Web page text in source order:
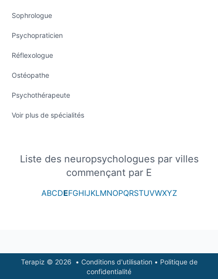
Sophrologue
Psychopraticien
Réflexologue
Ostéopathe
Psychothérapeute
Voir plus de spécialités
Liste des neuropsychologues par villes
commençant par E
ABCDEFGHIJKLMNOPQRSTUVWXYZ
FooterTerapiz © 2026 • Conditions d'utilisation • Politique de
confidentialité